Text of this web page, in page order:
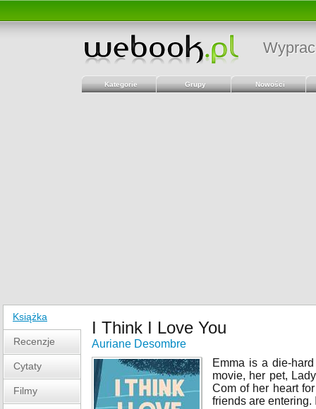
Kategorie Grupy Nowości
Książka
Recenzje
Cytaty
Filmy
I Think I Love You
Auriane Desombre
Emma is a die-
movie, her pet,
Com of her heart
friends are entering.